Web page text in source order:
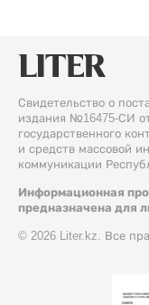
Свидетельство о
издания №16475-СИ
государственного
и средств массовой
коммуникации
Информационная
предназначена для
© 2026 Liter.kz. Все